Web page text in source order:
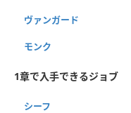
ヴァンガード
モンク
1章で入手できるジョブ
シーフ